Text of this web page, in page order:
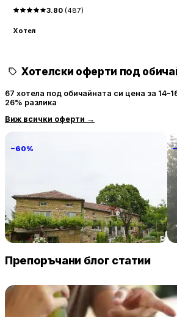
3.80 (487)
Хотел
Хотелски оферти под
67 хотела под обичайната си цена за
26% разлика
Виж всички оферти →
−60%
Villa Vin Santo
Винарово 89 € / нощувка
Препоръчани блог статии